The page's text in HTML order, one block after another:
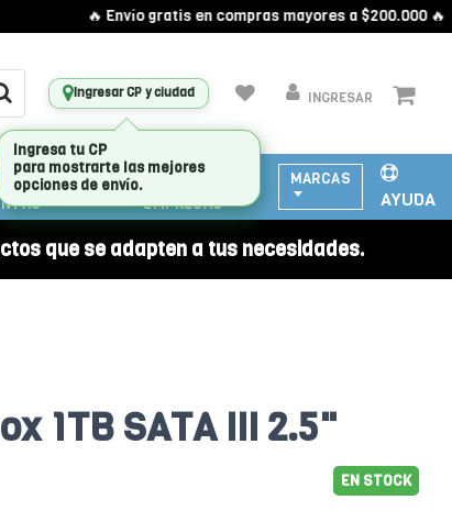
🔥 Envío gratis en compras mayores a $200.000 🔥
Ingresar CP y ciudad INGRESAR
ATENCIÓN
EMPRESAS
MARCAS
AYUDA
que se adapten a tus necesidades.
1TB SATA III 2.5"
EN STOCK